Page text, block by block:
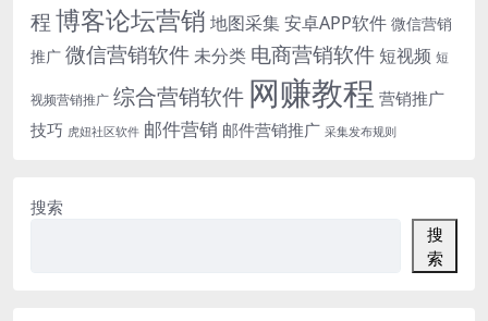
程博客论坛营销 地图采集安卓APP软件 微信营销
推广 微信营销软件未分类 电商营销软件短视频 短
视频营销推广 综合营销软件 网赚教程 营销推广
技巧 虎妞社区软件 邮件营销 邮件营销推广 采集发布规则
搜索
搜
索